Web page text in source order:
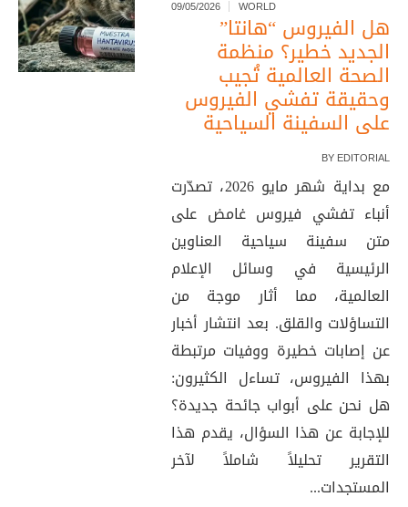
09/05/2026 WORLD
هل الفيروس “هانتا”
الجديد خطير؟ منظمة
الصحة العالمية تُجيب
وحقيقة تفشي الفيروس
على السفينة السياحية
BY EDITORIAL
مع بداية شهر مايو 2026، تصدّرت
أنباء تفشي فيروس غامض على
متن سفينة سياحية العناوين
الرئيسية في وسائل الإعلام
العالمية، مما أثار موجة من
التساؤلات والقلق. بعد انتشار أخبار
عن إصابات خطيرة ووفيات مرتبطة
بهذا الفيروس، تساءل الكثيرون:
هل نحن على أبواب جائحة جديدة؟
للإجابة عن هذا السؤال، يقدم هذا
التقرير تحليلاً شاملاً لآخر
المستجدات...